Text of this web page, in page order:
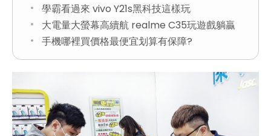
學霸看過來 vivo Y21s黑科技這樣玩
大電量大螢幕高續航 realme C35玩遊戲躺贏
手機哪裡買價格最便宜划算有保障?